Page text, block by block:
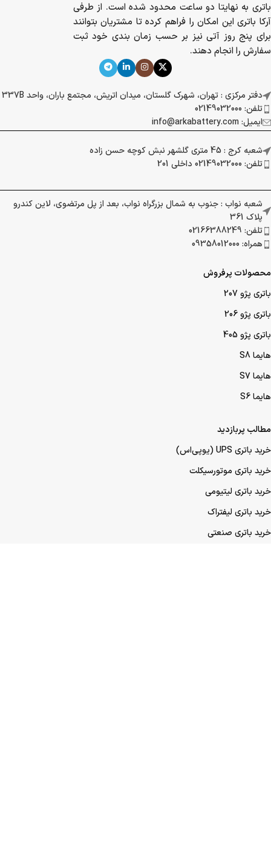
باتری به نهایتا دو ساعت محدود شده است. از طرفی
آرکا باتری این امکان را فراهم کرده تا مشتریان بتوانند
برای پنج روز آتی نیز بر حسب زمان بندی خود ثبت
سفارش را انجام دهند.
دفتر مرکزی : تهران، شهرک گلستان، میدان اتریش، مجتمع باران، واحد 337B
تلفن: 02149032000
ایمیل: info@arkabattery.com
شعبه کرج : 45 متری گلشهر نبش کوچه حسن زاده
تلفن: 02149032000 داخلی 201
شعبه نواب : جنوب به شمال بزرگراه نواب، بعد از پل مرتضوی، لاین کندرو
پلاک 361
تلفن: 02166388249
همراه: 09358012000
محصولات پرفروش
باتری پژو 207
باتری پژو 206
باتری پژو 405
هایما S8
هایما S7
هایما S6
مطالب پربازدید
خرید باتری UPS (یو‌پی‌اس)
خرید باتری موتورسیکلت
خرید باتری لیتیومی
خرید باتری لیفتراک
خرید باتری صنعتی